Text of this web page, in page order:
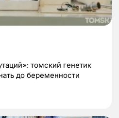
томский генетик
до беременности